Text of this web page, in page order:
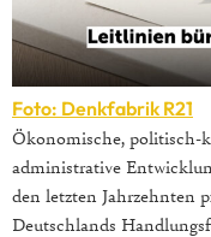
Foto: Denkfabrik R21
Ökonomische, politisch-
administrative
den letzten Jahrzehnten
Deutschlands